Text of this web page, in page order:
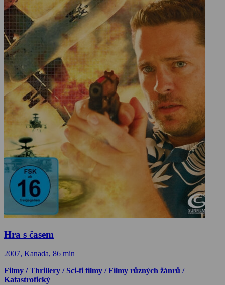
Hra s časem
2007, Kanada, 86 min
Filmy / Thrillery / Sci-fi filmy / Filmy různých žánrů /
Katastrofický